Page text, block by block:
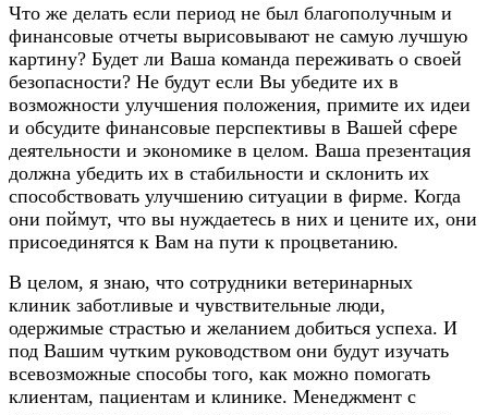
Что же делать если период не был благополучным и
финансовые отчеты вырисовывают не самую лучшую
картину? Будет ли Ваша команда переживать о своей
безопасности? Не будут если Вы убедите их в
возможности улучшения положения, примите их идеи
и обсудите финансовые перспективы в Вашей сфере
деятельности и экономике в целом. Ваша презентация
должна убедить их в стабильности и склонить их
способствовать улучшению ситуации в фирме. Когда
они поймут, что вы нуждаетесь в них и цените их, они
присоединятся к Вам на пути к процветанию.
В целом, я знаю, что сотрудники ветеринарных
клиник заботливые и чувствительные люди,
одержимые страстью и желанием добиться успеха. И
под Вашим чутким руководством они будут изучать
всевозможные способы того, как можно помогать
клиентам, пациентам и клинике. Менеджмент с